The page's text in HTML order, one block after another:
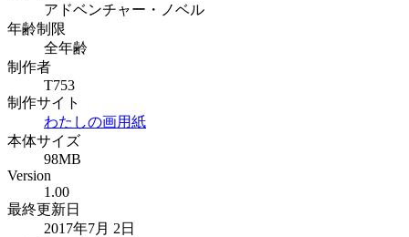
アドベンチャー・ノベル
年齢制限
全年齢
制作者
T753
制作サイト
わたしの画用紙
本体サイズ
98MB
Version
1.00
最終更新日
2017年7月 2日